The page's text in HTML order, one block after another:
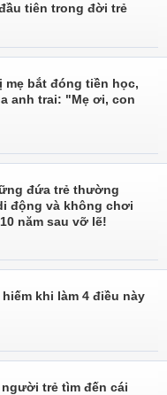
tiên trong đời trẻ
bắt đóng tiền học,
anh trai: "Mẹ ơi, con
đứa trẻ thường
động và không chơi
năm sau vỡ lẽ!
khi làm 4 điều này
trẻ tìm đến cái